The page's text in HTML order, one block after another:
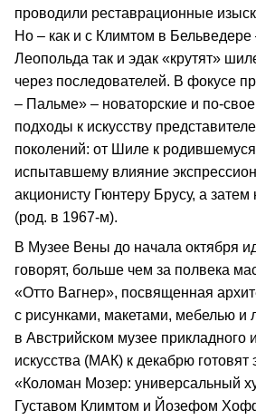
проводили реставрационные
Но – как и с Климтом в
Леопольда так и эдак «крутят»
через последователей. В фокусе
– Пальме» – новаторские и по-
подходы к искусству
поколений: от Шиле к
испытавшему влияние
акционисту Гюнтеру Брусу, а
(род. в 1967-м).
В Музее Вены до начала октября
говорят, больше чем за полвека
«Отто Вагнер», посвященная
с рисунками, макетами, мебелью
в Австрийском музее прикладного
искусства (МАК) к декабрю готовят
«Коломан Мозер: универсальный
Густавом Климтом и Йозефом